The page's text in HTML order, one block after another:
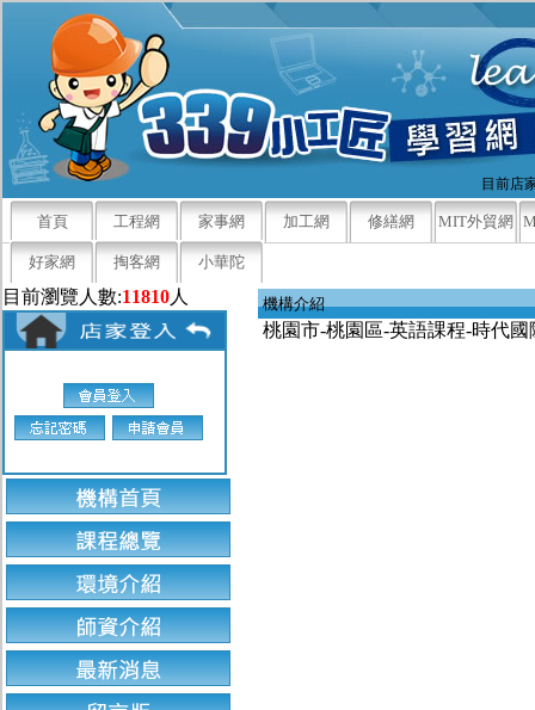
目前店
首頁 工程網 家事網 加工網 修繕網 MIT外貿網
好家網 掏客網 小華陀
目前瀏覽人數:11810人 機構介紹
桃園市-桃園區-英語課程-時代